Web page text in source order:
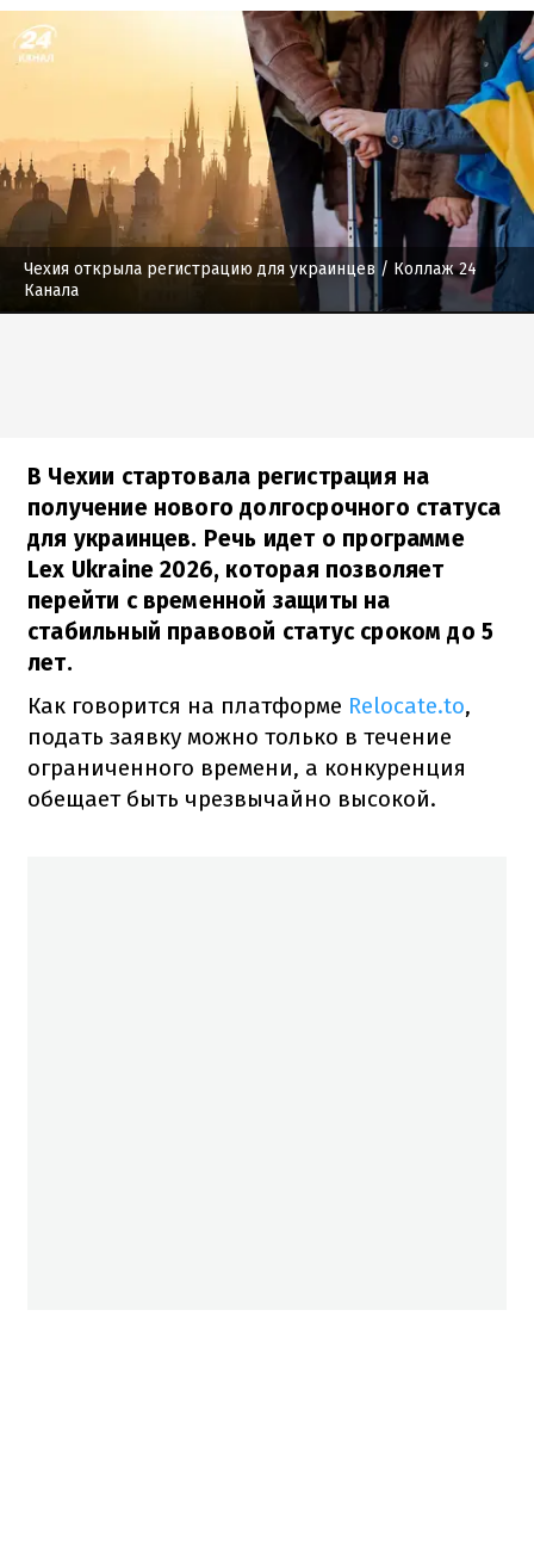
Чехия открыла регистрацию для украинцев / Коллаж 24
Канала
В Чехии стартовала регистрация на
получение нового долгосрочного статуса
для украинцев. Речь идет о программе
Lex Ukraine 2026, которая позволяет
перейти с временной защиты на
стабильный правовой статус сроком до 5
лет.
Как говорится на платформе Relocate.to,
подать заявку можно только в течение
ограниченного времени, а конкуренция
обещает быть чрезвычайно высокой.